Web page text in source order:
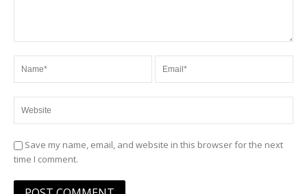
Save my name, email, and website in this browser for the next
time I comment.